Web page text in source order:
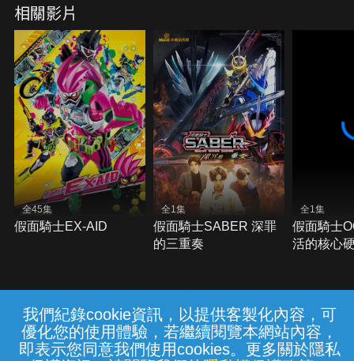
我們紀錄cookie資訊，以提供客製化內容，可
優化您的使用體驗，若繼續閱覽本網站內容，
即表示您同意我們使用cookies。更多關於隱私
相關影片
全45集
假面騎士EX-AID
全1集
假面騎士SABER 深罪
的三重奏
全1集
假面騎士
活的核心
常見問題 線上客服 服務條款 隱私權保護
{{notifyMsg}}